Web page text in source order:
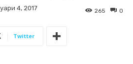
4, 2017 0
265
Twitter